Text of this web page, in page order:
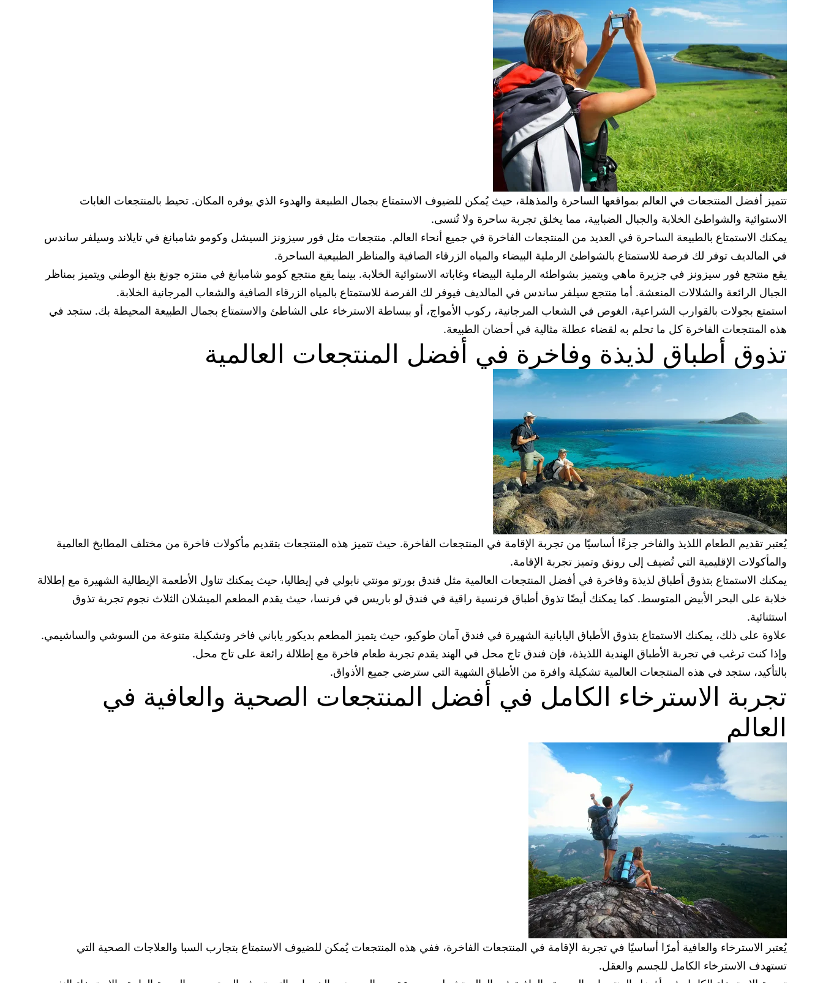
تتميز أفضل المنتجعات في العالم بمواقعها الساحرة والمذهلة، حيث يُمكن للضيوف الاستمتاع بجمال الطبيعة والهدوء الذي يوفره المكان. تحيط بالمنتجعات الغابات
الاستوائية والشواطئ الخلابة والجبال الضبابية، مما يخلق تجربة ساحرة ولا تُنسى.
يمكنك الاستمتاع بالطبيعة الساحرة في العديد من المنتجعات الفاخرة في جميع أنحاء العالم. منتجعات مثل فور سيزونز السيشل وكومو شامبانغ في تايلاند وسيلفر ساندس
في المالديف توفر لك فرصة للاستمتاع بالشواطئ الرملية البيضاء والمياه الزرقاء الصافية والمناظر الطبيعية الساحرة.
يقع منتجع فور سيزونز في جزيرة ماهي ويتميز بشواطئه الرملية البيضاء وغاباته الاستوائية الخلابة. بينما يقع منتجع كومو شامبانغ في منتزه جونغ بنغ الوطني ويتميز بمناظر
الجبال الرائعة والشلالات المنعشة. أما منتجع سيلفر ساندس في المالديف فيوفر لك الفرصة للاستمتاع بالمياه الزرقاء الصافية والشعاب المرجانية الخلابة.
استمتع بجولات بالقوارب الشراعية، الغوص في الشعاب المرجانية، ركوب الأمواج، أو ببساطة الاسترخاء على الشاطئ والاستمتاع بجمال الطبيعة المحيطة بك. ستجد في
هذه المنتجعات الفاخرة كل ما تحلم به لقضاء عطلة مثالية في أحضان الطبيعة.
تذوق أطباق لذيذة وفاخرة في أفضل المنتجعات العالمية
يُعتبر تقديم الطعام اللذيذ والفاخر جزءًا أساسيًا من تجربة الإقامة في المنتجعات الفاخرة. حيث تتميز هذه المنتجعات بتقديم مأكولات فاخرة من مختلف المطابخ العالمية
والمأكولات الإقليمية التي تُضيف إلى رونق وتميز تجربة الإقامة.
يمكنك الاستمتاع بتذوق أطباق لذيذة وفاخرة في أفضل المنتجعات العالمية مثل فندق بورتو مونتي نابولي في إيطاليا، حيث يمكنك تناول الأطعمة الإيطالية الشهيرة مع إطلالة
خلابة على البحر الأبيض المتوسط. كما يمكنك أيضًا تذوق أطباق فرنسية راقية في فندق لو باريس في فرنسا، حيث يقدم المطعم الميشلان الثلاث نجوم تجربة تذوق
استثنائية.
علاوة على ذلك، يمكنك الاستمتاع بتذوق الأطباق اليابانية الشهيرة في فندق آمان طوكيو، حيث يتميز المطعم بديكور ياباني فاخر وتشكيلة متنوعة من السوشي والساشيمي.
وإذا كنت ترغب في تجربة الأطباق الهندية اللذيذة، فإن فندق تاج محل في الهند يقدم تجربة طعام فاخرة مع إطلالة رائعة على تاج محل.
بالتأكيد، ستجد في هذه المنتجعات العالمية تشكيلة وافرة من الأطباق الشهية التي سترضي جميع الأذواق.
تجربة الاسترخاء الكامل في أفضل المنتجعات الصحية والعافية في
العالم
يُعتبر الاسترخاء والعافية أمرًا أساسيًا في تجربة الإقامة في المنتجعات الفاخرة، ففي هذه المنتجعات يُمكن للضيوف الاستمتاع بتجارب السبا والعلاجات الصحية التي
تستهدف الاسترخاء الكامل للجسم والعقل.